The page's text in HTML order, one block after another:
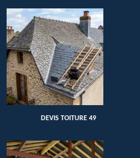
DEVIS TOITURE 49